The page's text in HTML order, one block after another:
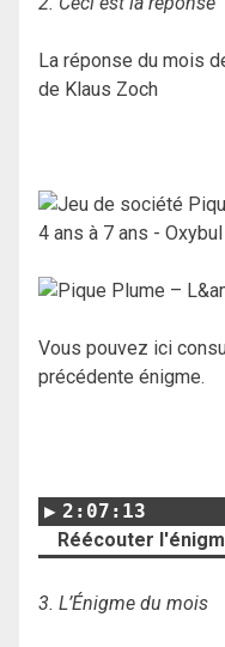
La réponse du mois
de Klaus Zoch
Vous pouvez ici
précédente énigme.
2:07:13
Réécouter
3. L’Énigme du mois